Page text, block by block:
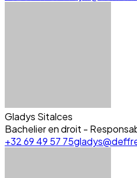
Gladys Sitalces
Bachelier en droit -
+32 69 49 57 75